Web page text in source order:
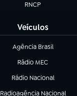
RNCP
(abre em nova aba)
Veículos
Agência Brasil
(abre em nova aba)
Rádio MEC
Rádio Nacional
(abre em nova aba)
Radioagência Nacional